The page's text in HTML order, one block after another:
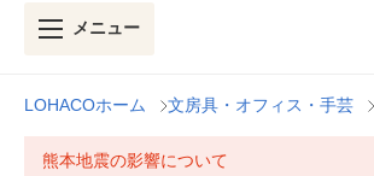
メニュー
LOHACOホーム 文房具・オフィス・手芸
熊本地震の影響について